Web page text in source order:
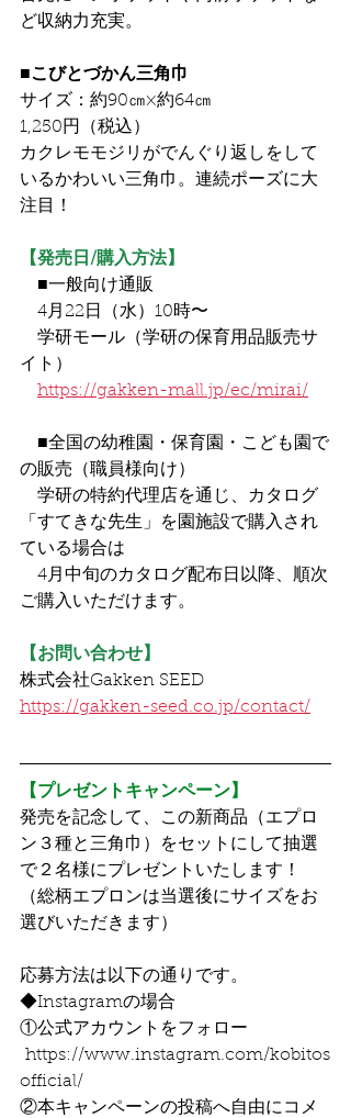
ど収納力充実。
■こびとづかん三角巾
サイズ：約90㎝×約64㎝
1,250円（税込）
カクレモモジリがでんぐり返しをして
いるかわいい三角巾。連続ポーズに大
注目！
【発売日/購入方法】
■一般向け通販
4月22日（水）10時〜
学研モール（学研の保育用品販売サ
イト）
https://gakken-mall.jp/ec/mirai/
■全国の幼稚園・保育園・こども園で
の販売（職員様向け）
学研の特約代理店を通じ、カタログ
「すてきな先生」を園施設で購入され
ている場合は
4月中旬のカタログ配布日以降、順次
ご購入いただけます。
【お問い合わせ】
株式会社Gakken SEED
https://gakken-seed.co.jp/contact/
【プレゼントキャンペーン】
発売を記念して、この新商品（エプロ
ン３種と三角巾）をセットにして抽選
で２名様にプレゼントいたします！
（総柄エプロンは当選後にサイズをお
選びいただきます）
応募方法は以下の通りです。
◆Instagramの場合
①公式アカウントをフォロー
https://www.instagram.com/kobitos
official/
②本キャンペーンの投稿へ自由にコメ